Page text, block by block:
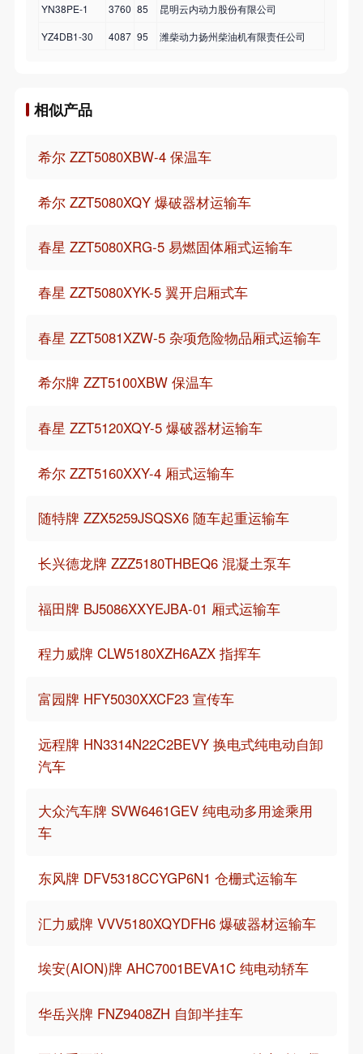
YN38PE-1
3760 85
昆明云内动力股份有限公司
YZ4DB1-30
4087 95 潍柴动力扬州柴油机有限责任公司
相似产品
希尔 ZZT5080XBW-4 保温车
希尔 ZZT5080XQY 爆破器材运输车
春星 ZZT5080XRG-5 易燃固体厢式运输车
春星 ZZT5080XYK-5 翼开启厢式车
春星 ZZT5081XZW-5 杂项危险物品厢式运输车
希尔牌 ZZT5100XBW 保温车
春星 ZZT5120XQY-5 爆破器材运输车
希尔 ZZT5160XXY-4 厢式运输车
随特牌 ZZX5259JSQSX6 随车起重运输车
长兴德龙牌 ZZZ5180THBEQ6 混凝土泵车
福田牌 BJ5086XXYEJBA-01 厢式运输车
程力威牌 CLW5180XZH6AZX 指挥车
富园牌 HFY5030XXCF23 宣传车
远程牌 HN3314N22C2BEVY 换电式纯电动自卸
汽车
大众汽车牌 SVW6461GEV 纯电动多用途乘用
车
东风牌 DFV5318CCYGP6N1 仓栅式运输车
汇力威牌 VVV5180XQYDFH6 爆破器材运输车
埃安(AION)牌 AHC7001BEVA1C 纯电动轿车
华岳兴牌 FNZ9408ZH 自卸半挂车